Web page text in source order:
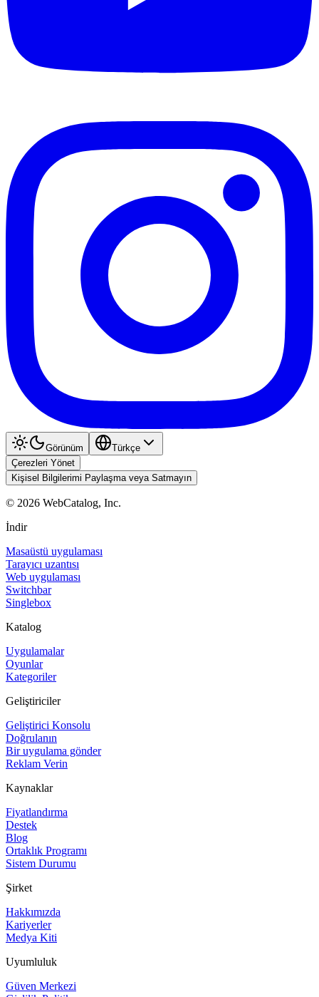
Görünüm
Türkçe
Çerezleri Yönet
Kişisel Bilgilerimi Paylaşma veya Satmayın
© 2026 WebCatalog, Inc.
İndir
Masaüstü uygulaması
Tarayıcı uzantısı
Web uygulaması
Switchbar
Singlebox
Katalog
Uygulamalar
Oyunlar
Kategoriler
Geliştiriciler
Geliştirici Konsolu
Doğrulanın
Bir uygulama gönder
Reklam Verin
Kaynaklar
Fiyatlandırma
Destek
Blog
Ortaklık Programı
Sistem Durumu
Şirket
Hakkımızda
Kariyerler
Medya Kiti
Uyumluluk
Güven Merkezi